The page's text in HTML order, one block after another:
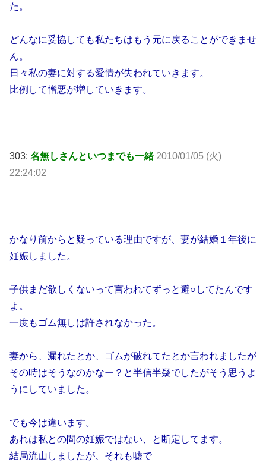
た。
どんなに妥協しても私たちはもう元に戻ることができませ
ん。
日々私の妻に対する愛情が失われていきます。
比例して憎悪が増していきます。
303: 名無しさんといつまでも一緒 2010/01/05 (火)
22:24:02
かなり前からと疑っている理由ですが、妻が結婚１年後に
妊娠しました。
子供まだ欲しくないって言われてずっと避○してたんです
よ。
一度もゴム無しは許されなかった。
妻から、漏れたとか、ゴムが破れてたとか言われましたが
その時はそうなのかなー？と半信半疑でしたがそう思うよ
うにしていました。
でも今は違います。
あれは私との間の妊娠ではない、と断定してます。
結局流山しましたが、それも嘘で